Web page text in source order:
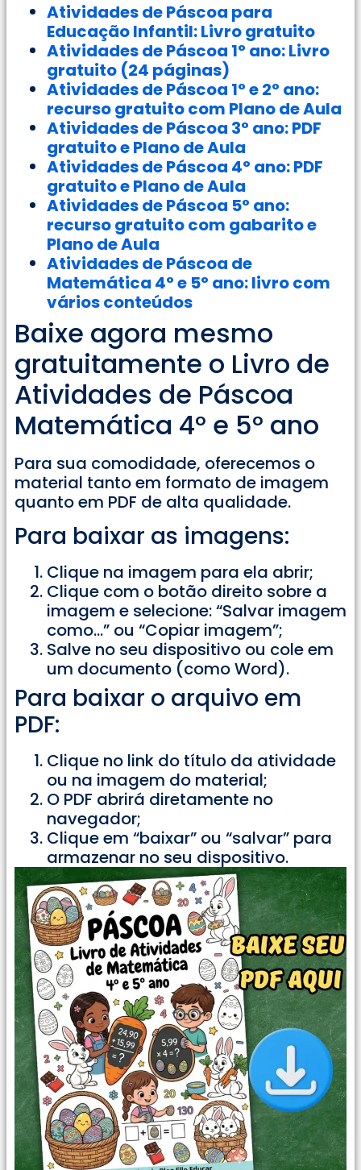
Atividades de Páscoa para
Educação Infantil: Livro gratuito
Atividades de Páscoa 1° ano: Livro
gratuito (24 páginas)
Atividades de Páscoa 1° e 2° ano:
recurso gratuito com Plano de Aula
Atividades de Páscoa 3° ano: PDF
gratuito e Plano de Aula
Atividades de Páscoa 4° ano: PDF
gratuito e Plano de Aula
Atividades de Páscoa 5° ano:
recurso gratuito com gabarito e
Plano de Aula
Atividades de Páscoa de
Matemática 4° e 5° ano: livro com
vários conteúdos
Baixe agora mesmo
gratuitamente o Livro de
Atividades de Páscoa
Matemática 4° e 5° ano
Para sua comodidade, oferecemos o
material tanto em formato de imagem
quanto em PDF de alta qualidade.
Para baixar as imagens:
Clique na imagem para ela abrir;
Clique com o botão direito sobre a
imagem e selecione: “Salvar imagem
como…” ou “Copiar imagem”;
Salve no seu dispositivo ou cole em
um documento (como Word).
Para baixar o arquivo em
PDF:
Clique no link do título da atividade
ou na imagem do material;
O PDF abrirá diretamente no
navegador;
Clique em “baixar” ou “salvar” para
armazenar no seu dispositivo.